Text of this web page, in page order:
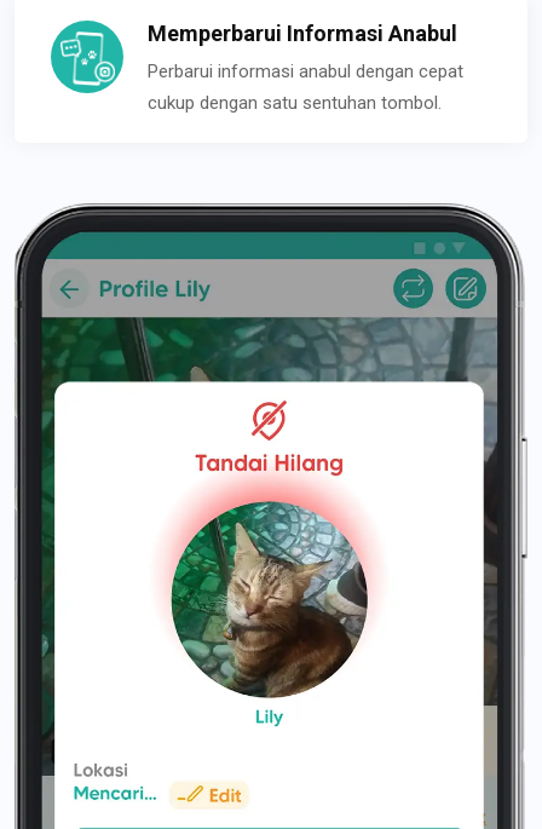
Memperbarui Informasi Anabul
Perbarui informasi anabul dengan cepat
cukup dengan satu sentuhan tombol.